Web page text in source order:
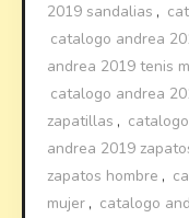
2019 sandalias ,
catalogo andrea
andrea 2019 tenis
catalogo andrea
zapatillas ,
andrea 2019
zapatos hombre ,
mujer , catalogo